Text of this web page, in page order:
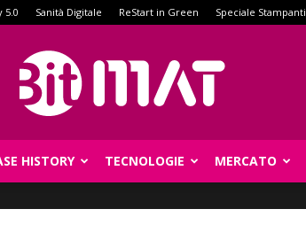
5.0 Sanità Digitale ReStart in Green Speciale Stampanti
HISTORY TECNOLOGIE MERCATO